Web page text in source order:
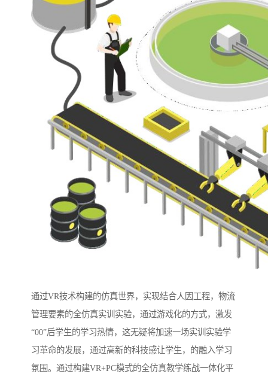
通过VR技术构建的仿真世界，实现结合人因工程，物流
管理要素的全仿真实训实验，通过游戏化的方式，激发
“00”后学生的学习热情，这无疑将加速一场实训实验学
习革命的发展，通过高新的科技感让学生，的融入学习
氛围。通过构建VR+PC模式的全仿真教学练战一体化平